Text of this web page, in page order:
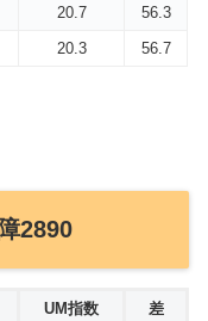
20.7
56.3
20.3 56.7
2890
UM指数 差